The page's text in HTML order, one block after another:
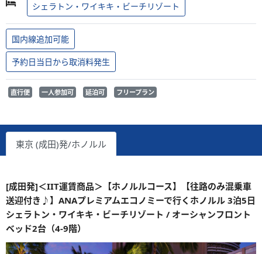
シェラトン・ワイキキ・ビーチリゾート
国内線追加可能
予約日当日から取消料発生
直行便 一人参加可 延泊可 フリープラン
東京 (成田)発/ホノルル
[成田発]＜IIT運賃商品＞【ホノルルコース】【往路のみ混乗車
送迎付き♪】ANAプレミアムエコノミーで行くホノルル 3泊5日
シェラトン・ワイキキ・ビーチリゾート / オーシャンフロント
ベッド2台（4-9階）